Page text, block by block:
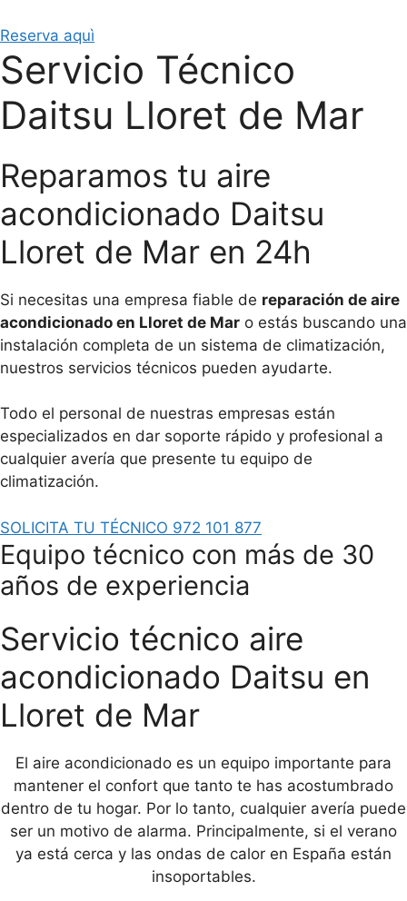
Reserva aquì
Servicio Técnico
Daitsu Lloret de Mar
Reparamos tu aire
acondicionado Daitsu
Lloret de Mar en 24h
Si necesitas una empresa fiable de reparación de aire
acondicionado en Lloret de Mar o estás buscando una
instalación completa de un sistema de climatización,
nuestros servicios técnicos pueden ayudarte.
Todo el personal de nuestras empresas están
especializados en dar soporte rápido y profesional a
cualquier avería que presente tu equipo de
climatización.
SOLICITA TU TÉCNICO 972 101 877
Equipo técnico con más de 30
años de experiencia
Servicio técnico aire
acondicionado Daitsu en
Lloret de Mar
El aire acondicionado es un equipo importante para
mantener el confort que tanto te has acostumbrado
dentro de tu hogar. Por lo tanto, cualquier avería puede
ser un motivo de alarma. Principalmente, si el verano
ya está cerca y las ondas de calor en España están
insoportables.